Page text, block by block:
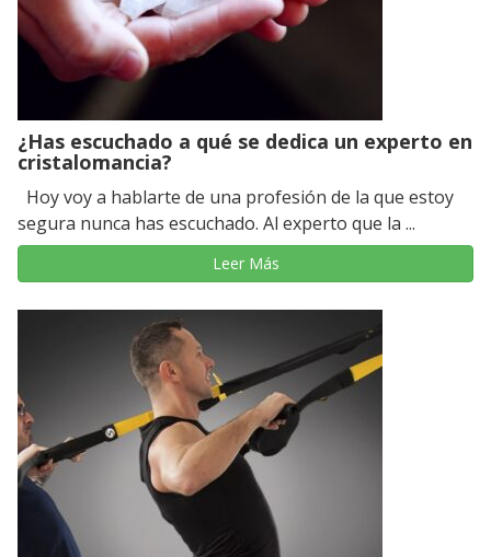
¿Has escuchado a qué se dedica un experto en
cristalomancia?
Hoy voy a hablarte de una profesión de la que estoy
segura nunca has escuchado. Al experto que la ...
Leer Más